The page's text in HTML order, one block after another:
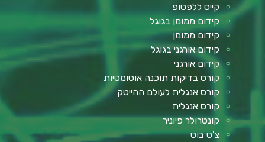
קייס ללפטופ
קידום ממומן בגוגל
קידום ממומן
קידום אורגני בגוגל
קידום אורגני
קורס בדיקות תוכנה אוטומטיות
קורס אנגלית לעולם ההייטק
קורס אנגלית
קונטרולר פיוניר
צ'ט בוט